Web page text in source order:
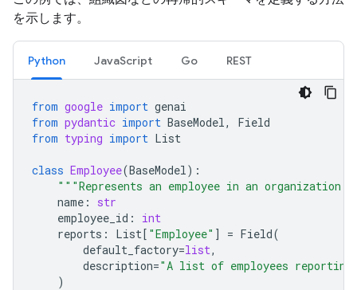
を示します。
Python JavaScript Go REST
from google import genai
from pydantic import BaseModel,
Field
from typing import List
class Employee(BaseModel):
"""Represents an employee in an
name :
str
employee_id :
int
reports : List[ "Employee" ] = Field(
default_factory=list,
description="A list of employees
)